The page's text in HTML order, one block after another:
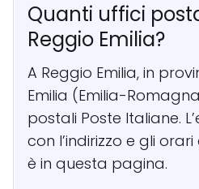
Quanti uffici
Reggio Emilia?
A Reggio Emilia, in
Emilia (Emilia-
postali Poste Italiane.
con l’indirizzo e gli
è in questa pagina.